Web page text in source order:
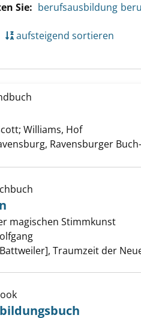
Sie: berufsausbildung
aufsteigend sortieren
; Williams, Hof
Ravensburger
singen anzeigen
magischen Stimmkunst
Traumzeit der